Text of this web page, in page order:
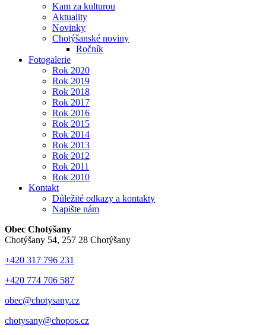
Kam za kulturou
Aktuality
Novinky
Chotýšanské noviny
Ročník
Fotogalerie
Rok 2020
Rok 2019
Rok 2018
Rok 2017
Rok 2016
Rok 2015
Rok 2014
Rok 2013
Rok 2012
Rok 2011
Rok 2010
Kontakt
Důležité odkazy a kontakty
Napište nám
Obec Chotýšany
Chotýšany 54, 257 28 Chotýšany
+420 317 796 231
+420 774 706 587
obec@chotysany.cz
chotysany@chopos.cz